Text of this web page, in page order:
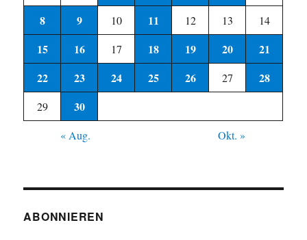
8 9 10 11 12 13 14
15 16 17 18 19 20
21
22
23 24 25 26 27 28
29 30
« Aug. Okt. »
ABONNIEREN